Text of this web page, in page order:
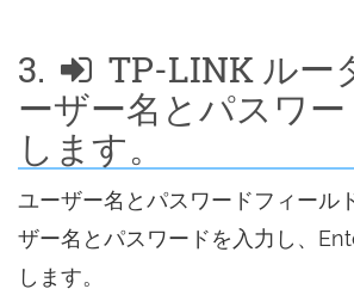
3.
TP-LINK ルー
ーザー名とパスワ
します。
ユーザー名とパスワードフィール
ザー名とパスワードを入力し、
します。